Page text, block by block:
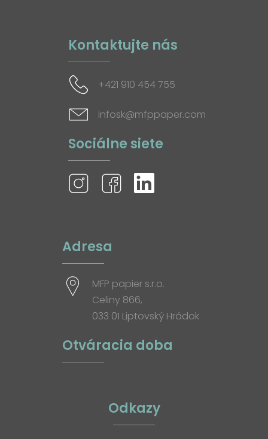
Kontaktujte nás
+421 910 454 755
infosk@mfppaper.com
Sociálne siete
Adresa
MFP papier s.r.o.
Celiny 866,
033 01 Liptovský Hrádok
Otváracia doba
Odkazy